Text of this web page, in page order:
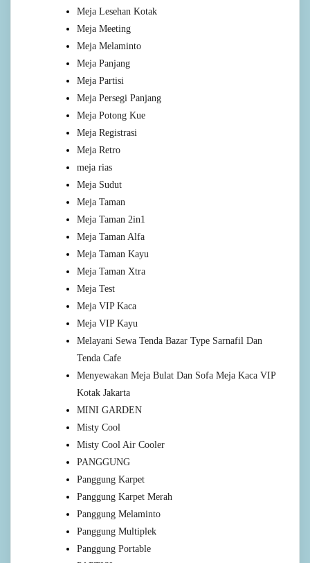
Meja Lesehan Kotak
Meja Meeting
Meja Melaminto
Meja Panjang
Meja Partisi
Meja Persegi Panjang
Meja Potong Kue
Meja Registrasi
Meja Retro
meja rias
Meja Sudut
Meja Taman
Meja Taman 2in1
Meja Taman Alfa
Meja Taman Kayu
Meja Taman Xtra
Meja Test
Meja VIP Kaca
Meja VIP Kayu
Melayani Sewa Tenda Bazar Type Sarnafil Dan
Tenda Cafe
Menyewakan Meja Bulat Dan Sofa Meja Kaca VIP
Kotak Jakarta
MINI GARDEN
Misty Cool
Misty Cool Air Cooler
PANGGUNG
Panggung Karpet
Panggung Karpet Merah
Panggung Melaminto
Panggung Multiplek
Panggung Portable